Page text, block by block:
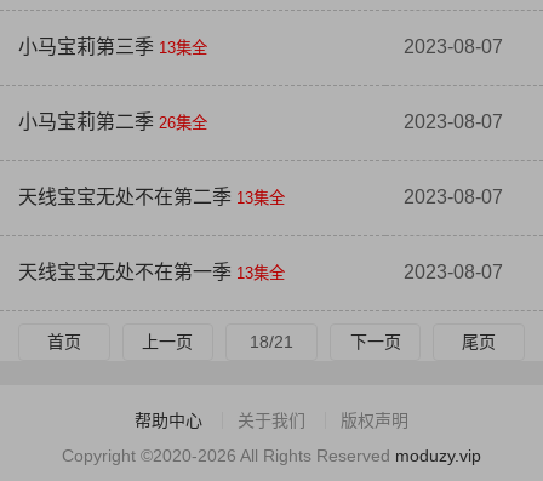
小马宝莉第三季 13集全 2023-08-07
小马宝莉第二季 26集全 2023-08-07
天线宝宝无处不在第二季 13集全 2023-08-07
天线宝宝无处不在第一季 13集全 2023-08-07
首页 上一页 18/21 下一页 尾页
帮助中心 关于我们
版权声明
Copyright ©2020-2026 All Rights Reserved moduzy.vip